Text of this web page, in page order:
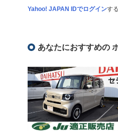
Yahoo! JAPAN IDでログインす
あなたにおすすめの